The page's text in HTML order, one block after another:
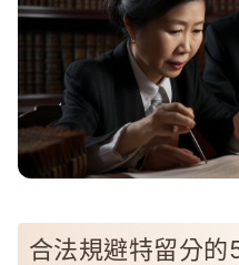
合法規避特留分的